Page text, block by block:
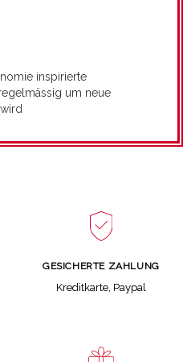
inspirierte
um neue
GESICHERTE ZAHLUNG
Kreditkarte, Paypal